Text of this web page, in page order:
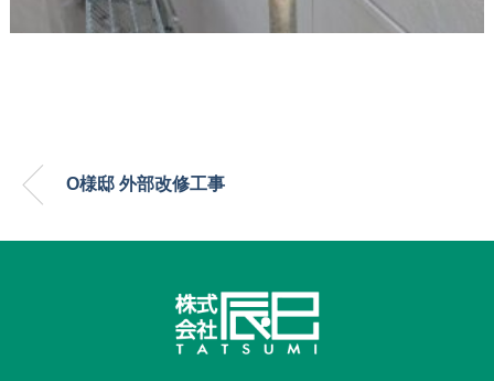
O様邸 外部改修工事